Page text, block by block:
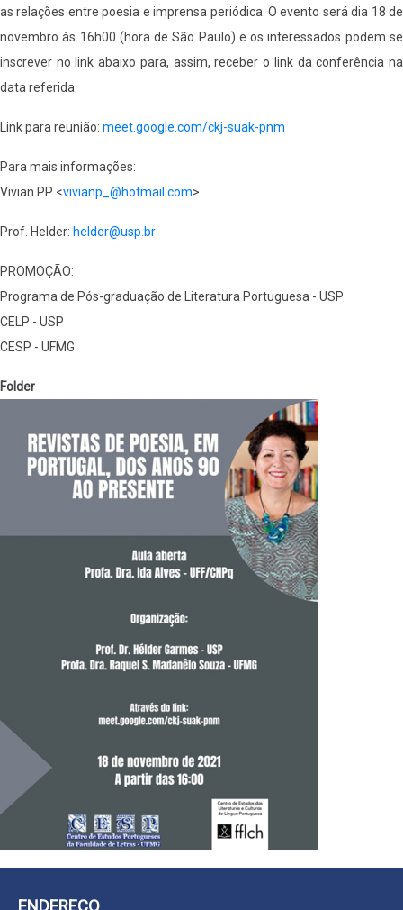
as relações entre poesia e imprensa periódica. O evento será dia 18 de
novembro às 16h00 (hora de São Paulo) e os interessados podem se
inscrever no link abaixo para, assim, receber o link da conferência na
data referida.
Link para reunião: meet.google.com/ckj-suak-pnm
Para mais informações:
Vivian PP <vivianp_@hotmail.com>
Prof. Helder: helder@usp.br
PROMOÇÃO:
Programa de Pós-graduação de Literatura Portuguesa - USP
CELP - USP
CESP - UFMG
Folder
ENDEREÇO